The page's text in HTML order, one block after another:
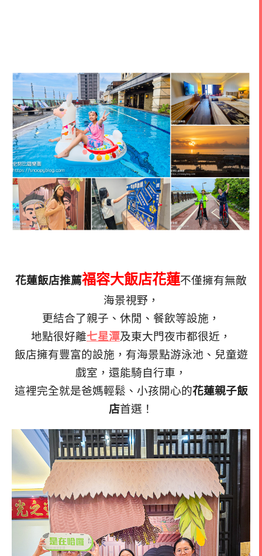
花蓮飯店推薦福容大飯店花蓮不僅擁有無敵
海景視野，
更結合了親子、休閒、餐飲等設施，
地點很好離七星潭及東大門夜市都很近，
飯店擁有豐富的設施，有海景點游泳池、兒童遊
戲室，還能騎自行車，
這裡完全就是爸媽輕鬆、小孩開心的花蓮親子飯
店首選！